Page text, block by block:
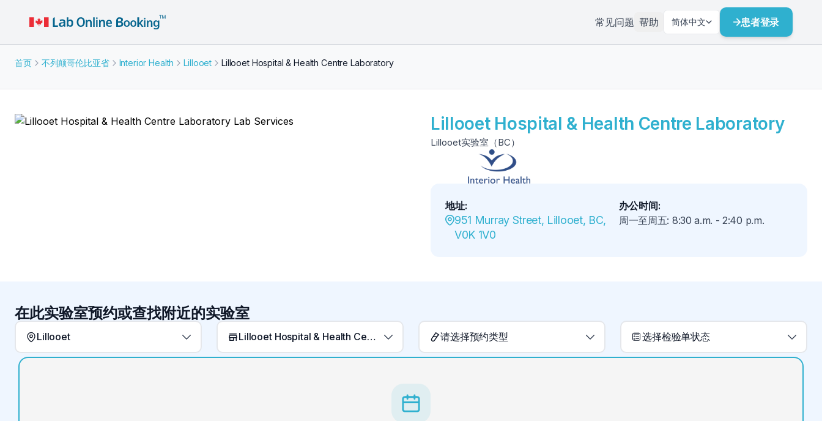
常见问题 帮助 简体中文 患者登录
首页 不列颠哥伦比亚省 Interior Health Lillooet Lillooet Hospital & Health Centre Laboratory
Lillooet Hospital & Health Centre Laboratory
Lillooet实验室（BC）
地址:
951 Murray Street, Lillooet, BC,
V0K 1V0
办公时间:
周一至周五: 8:30 a.m. -2:40 p.m.
在此实验室预约或查找附近的实验室
Lillooet Lillooet Hospital & Health Centre Laboratory 请选择预约类型 选择检验单状态